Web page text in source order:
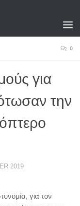
0
για
την
2019
για τον